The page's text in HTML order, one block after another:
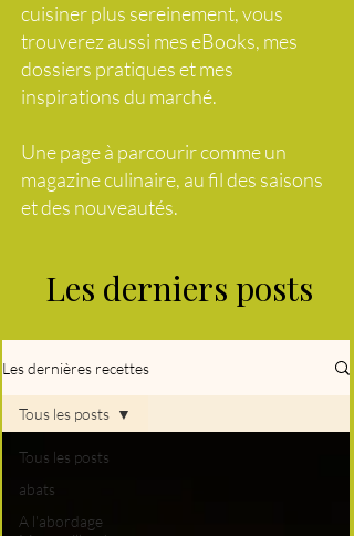
cuisiner plus sereinement, vous
trouverez aussi mes eBooks, mes
dossiers pratiques et mes
inspirations du marché.
Une page à parcourir comme un
magazine culinaire, au fil des saisons
et des nouveautés.
Les derniers posts
Les dernières recettes
Tous les posts
abats
A l'abordage
Tous les posts